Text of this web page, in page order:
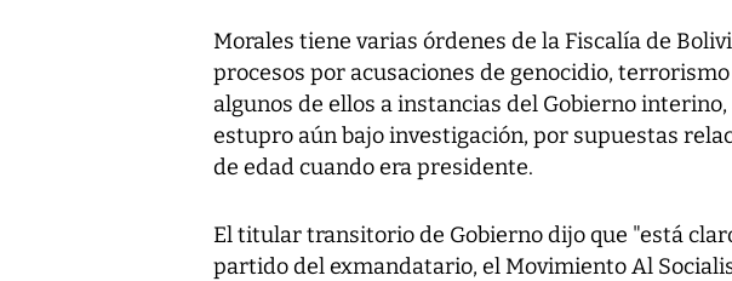
Morales tiene varias órdenes de la Fiscalía de
procesos por acusaciones de genocidio,
algunos de ellos a instancias del Gobierno
estupro aún bajo investigación, por supuestas
de edad cuando era presidente.
El titular transitorio de Gobierno dijo que "está
partido del exmandatario, el Movimiento Al